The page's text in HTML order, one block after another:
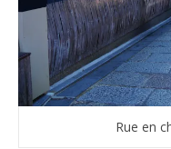
Rue en